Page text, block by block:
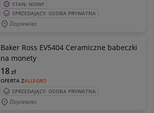
STAN: NOWY
SPRZEDAJĄCY: OSOBA PRYWATNA
Dopiewiec
Baker Ross EV5404 Ceramiczne babeczki
na monety
OFERTA ZALLEGRO
18zł
SPRZEDAJĄCY: OSOBA PRYWATNA
Dopiewiec